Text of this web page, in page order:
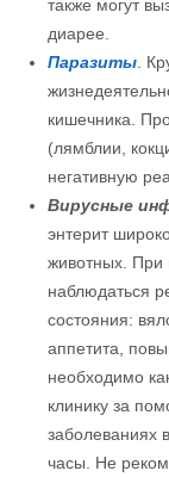
также могут
диарее.
Паразиты.
кишечника.
(лямблии,
негативную
Вирусные
энтерит
животных. При
наблюдаться
состояния:
аппетита,
необходимо
клинику за
заболеваниях
часы. Не